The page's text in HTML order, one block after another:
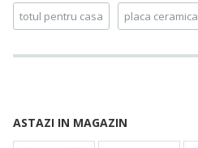
totul pentru casa placa ceramica
ASTAZI IN MAGAZIN